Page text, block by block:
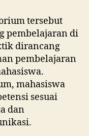
tersebut
pembelajaran di
dirancang
pembelajaran
mahasiswa
sesuai
dan